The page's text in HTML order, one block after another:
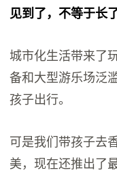
见到了，不等于长
城市化生活带来了
备和大型游乐场泛
孩子出行。
可是我们带孩子去
美，现在还推出了